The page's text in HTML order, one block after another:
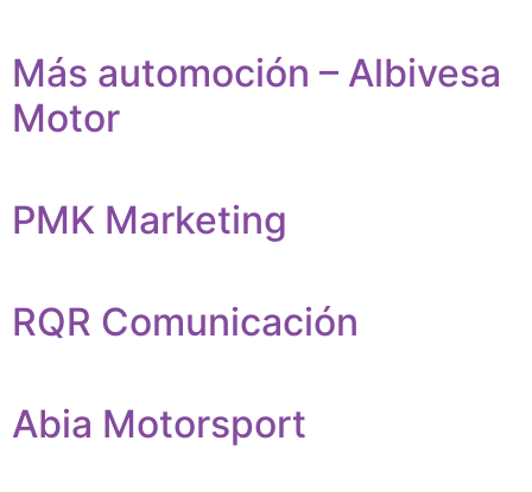
Más automoción – Albivesa
Motor
PMK Marketing
RQR Comunicación
Abia Motorsport